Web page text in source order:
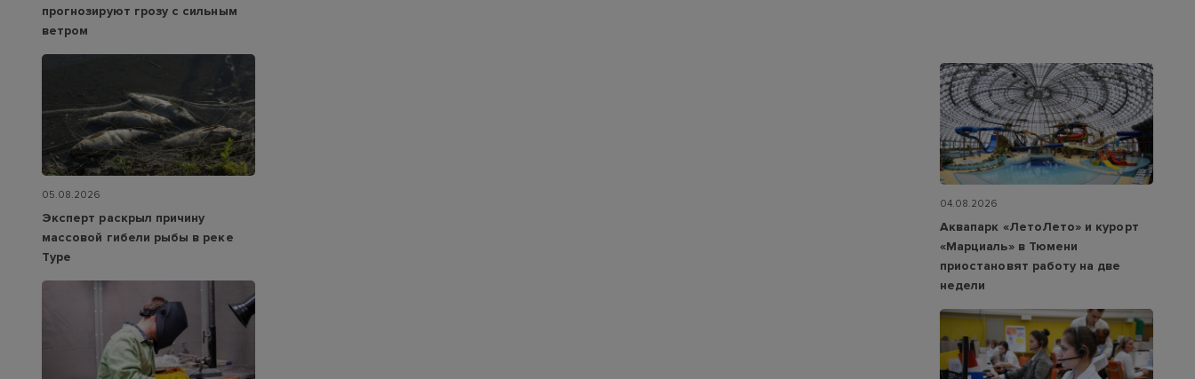
прогнозируют грозу с сильным
ветром
05.08.2026
Эксперт раскрыл причину
массовой гибели рыбы в реке
Туре
04.08.2026
Аквапарк «ЛетоЛето» и курорт
«Марциаль» в Тюмени
приостановят работу на две
недели